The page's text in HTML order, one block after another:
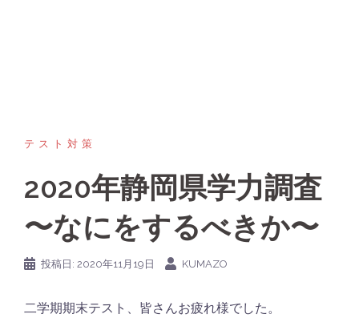
テスト対策
2020年静岡県学力調査
〜なにをするべきか〜
投稿日: 2020年11月19日 KUMAZO
二学期期末テスト、皆さんお疲れ様でした。